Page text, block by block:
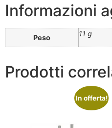
Informazioni
Peso 11 g
Prodotti
In offerta!